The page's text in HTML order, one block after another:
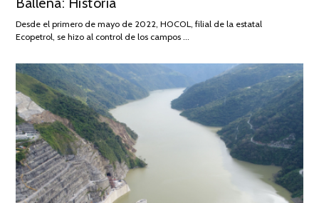
2026
Desde el primero de mayo de 2022, HOCOL, filial de la estatal
Ecopetrol, se hizo al control de los campos …